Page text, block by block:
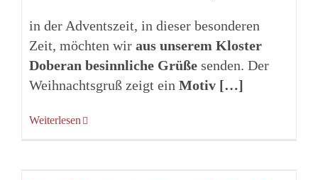
in der Adventszeit, in dieser besonderen
Zeit, möchten wir aus unserem Kloster
Doberan besinnliche Grüße senden. Der
Weihnachtsgruß zeigt ein Motiv […]
Weiterlesen